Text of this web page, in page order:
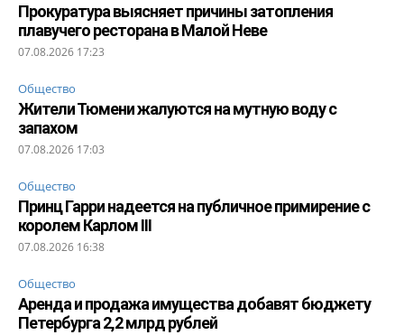
Прокуратура выясняет причины затопления
плавучего ресторана в Малой Неве
07.08.2026 17:23
Общество
Жители Тюмени жалуются на мутную воду с
запахом
07.08.2026 17:03
Общество
Принц Гарри надеется на публичное примирение с
королем Карлом III
07.08.2026 16:38
Общество
Аренда и продажа имущества добавят бюджету
Петербурга 2,2 млрд рублей